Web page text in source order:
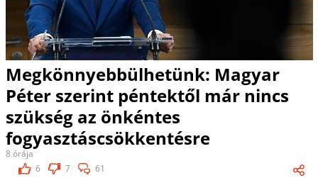
Megkönnyebbülhetünk: Magyar
Péter szerint péntektől már nincs
szükség az önkéntes
fogyasztáscsökkentésre
8 órája
6
7 61